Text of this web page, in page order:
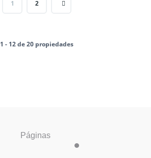
1 2
1 - 12 de 20 propiedades
Páginas